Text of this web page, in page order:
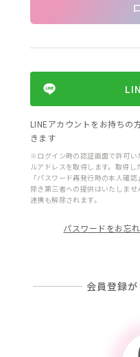
LINEアカウントをお持ちの
きます
※ログイン時の認証画面で許可い
ルアドレスを取得します。取得し
「パスワード再発行時の本人確
除き第三者への提供はいたしま
連携も解除されます。
パスワードをお忘
会員登録